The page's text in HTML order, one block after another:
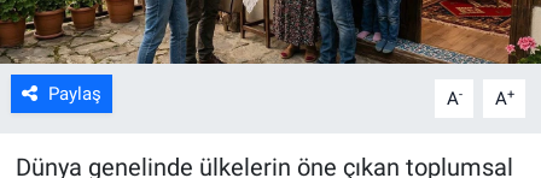
Paylaş A- A+
Dünya genelinde ülkelerin öne çıkan toplumsal